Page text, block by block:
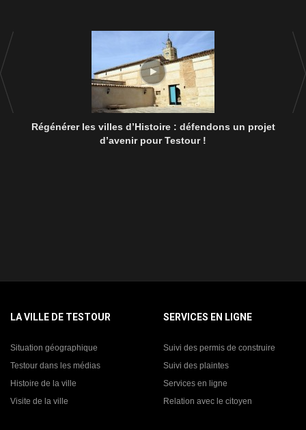
Régénérer les villes d’Histoire : défendons un projet
d’avenir pour Testour !
LA VILLE DE TESTOUR
Situation géographique
Testour dans les médias
Histoire de la ville
Visite de la ville
SERVICES EN LIGNE
Suivi des permis de construire
Suivi des plaintes
Services en ligne
Relation avec le citoyen